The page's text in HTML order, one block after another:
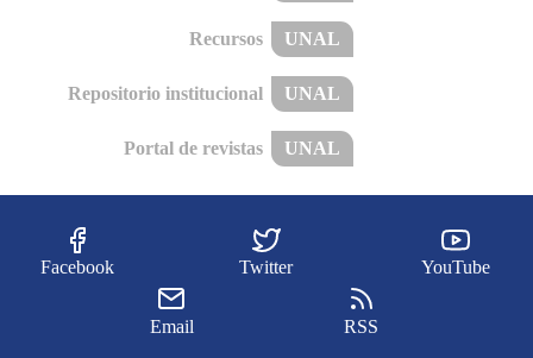
Recursos UNAL
Repositorio institucional UNAL
Portal de revistas UNAL
Facebook Twitter YouTube
Email RSS